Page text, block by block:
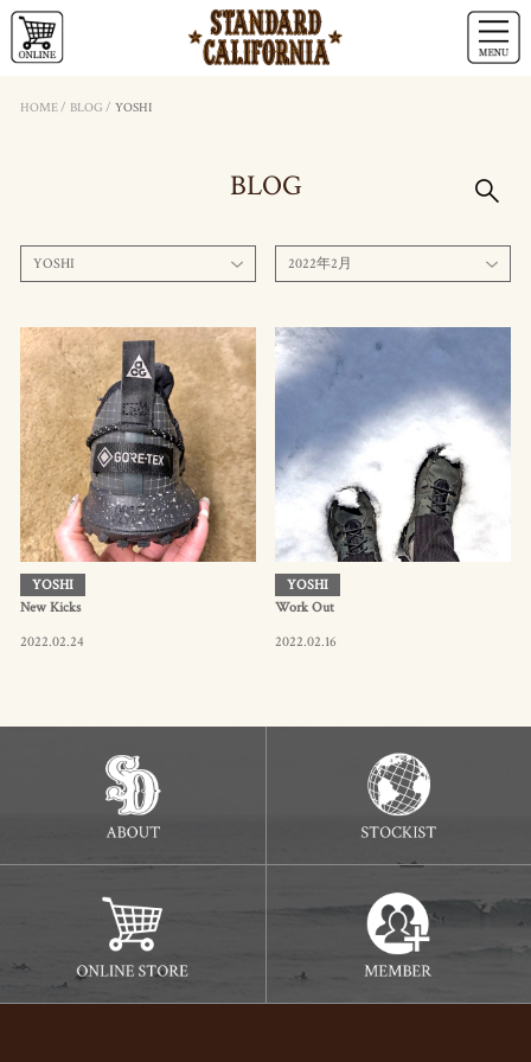
HOME/ BLOG / YOSHI
BLOG
YOSHI 2022年2月
YOSHI
New Kicks
2022.02.24
YOSHI
Work Out
2022.02.16